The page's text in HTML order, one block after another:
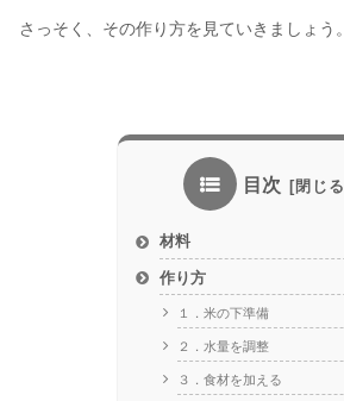
さっそく、その作り方を見ていきましょう。
目次
材料
作り方
１．米の下準備
２．水量を調整
３．食材を加える